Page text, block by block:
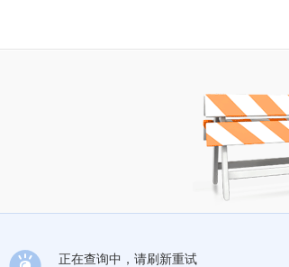
正在查询中，请刷新重试